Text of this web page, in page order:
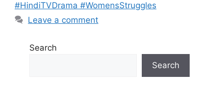
#HindiTVDrama #WomensStruggles
Leave a comment
Search
Search